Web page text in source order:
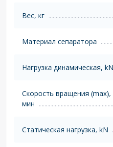
Вес, кг
Материал сепаратора
Нагрузка динамическая, kN
Скорость вращения
мин
Статическая нагрузка, kN